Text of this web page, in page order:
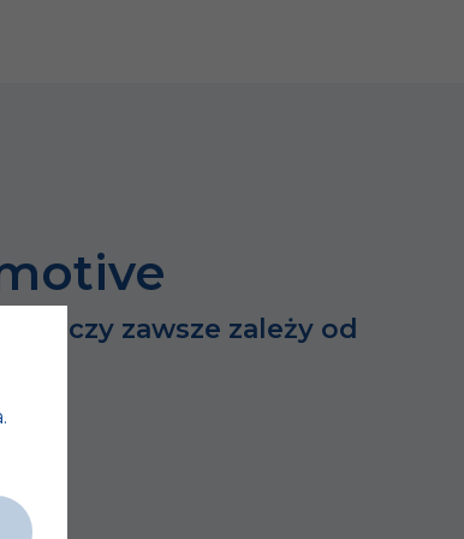
rzeczy zawsze zależy od